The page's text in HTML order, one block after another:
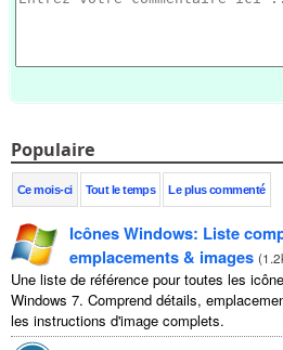
Populaire
Ce mois-ci Tout le temps Le plus commenté
Icônes Windows: Liste
emplacements & images (
Une liste de référence pour toutes les
Windows 7. Comprend détails,
les instructions d'image complets.